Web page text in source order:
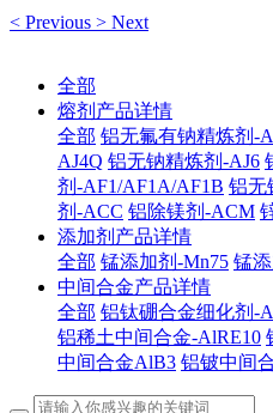
< Previous > Next
全部
熔剂产品详情
全部 铝无氟有钠精炼剂-
AJ4Q 铝无钠精炼剂-AJ6
剂-AF1/AF1A/AF1B 铝无
剂-ACC 铝除镁剂-ACM
添加剂产品详情
全部 锰添加剂-Mn75 锰
中间合金产品详情
全部 铝钛硼合金细化剂-
铝稀土中间合金-AlRE10
中间合金AlB3 铝铍中间